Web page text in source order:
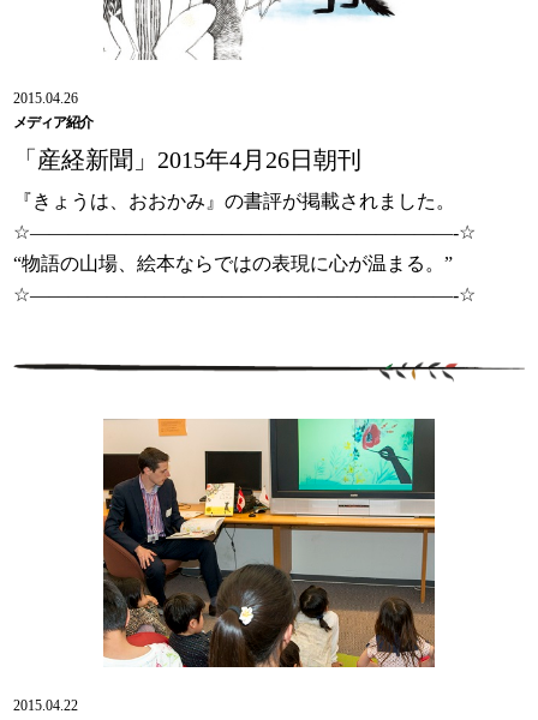
2015.04.26
メディア紹介
「産経新聞」2015年4月26日朝刊
『きょうは、おおかみ』の書評が掲載されました。
☆——————————————————————-☆
“物語の山場、絵本ならではの表現に心が温まる。”
☆——————————————————————-☆
2015.04.22